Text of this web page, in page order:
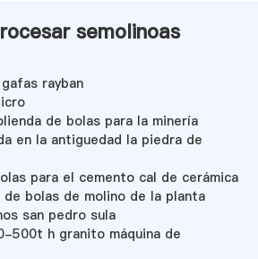
semolinoas
rayban
de bolas para la minería
en la antiguedad la piedra de
para el cemento cal de cerámica
de bolas de molino de la planta
san pedro sula
500t h granito máquina de